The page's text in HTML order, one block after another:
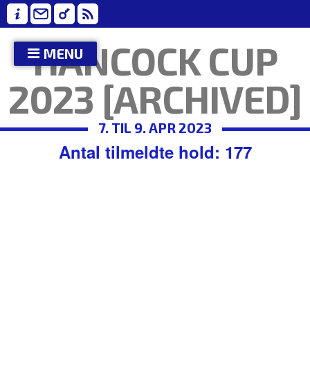
HANCOCK CUP
2023 [ARCHIVED]
7. TIL 9. APR 2023
Antal tilmeldte hold: 177
MENU